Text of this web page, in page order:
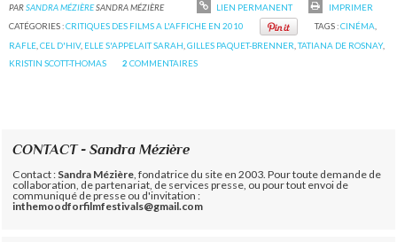
PARSANDRA MÉZIÈRESANDRA MÉZIÈRE LIEN PERMANENT
IMPRIMER
CATÉGORIES :CRITIQUES DES FILMS A L'AFFICHE EN 2010 TAGS :CINÉMA
RAFLE ,CEL D'HIV, ELLE S'APPELAIT SARAH ,GILLES PAQUET-BRENNER ,TATIANA DE ROSNAY,
KRISTIN SCOTT-THOMAS
2 COMMENTAIRES
CONTACT - Sandra Mézière
Contact : Sandra Mézière , fondatrice du site en 2003. Pour toute demande de
collaboration, de partenariat, de services presse, ou pour tout envoi de
communiqué de presse ou d'invitation :
inthemoodforfilmfestivals@gmail.com